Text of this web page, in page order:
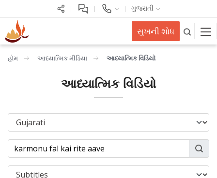
ગુજરાતી
સુખની શોધ
હોમ આધ્યાત્મિક મીડિયા આધ્યાત્મિક વિડિયો
આધ્યાત્મિક વિડિયો